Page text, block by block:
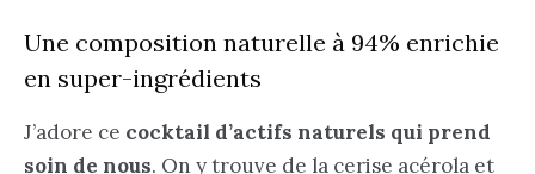
Une composition naturelle à 94% enrichie
en super-ingrédients
J’adore ce cocktail d’actifs naturels qui prend
soin de nous. On y trouve de la cerise acérola et